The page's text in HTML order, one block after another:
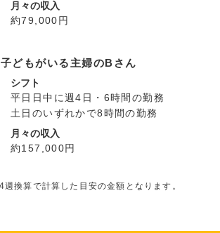
月々の収入
約79,000円
どもがいる主婦のBさん
シフト
平日日中に週4日・6時間の勤務
土日のいずれかで8時間の勤務
月々の収入
約157,000円
換算で計算した目安の金額となります。